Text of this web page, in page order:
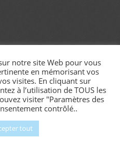
notre site Web pour vous
en mémorisant vos
visites. En cliquant sur
à l’utilisation de TOUS les
visiter "Paramètres des
contrôlé..
tout